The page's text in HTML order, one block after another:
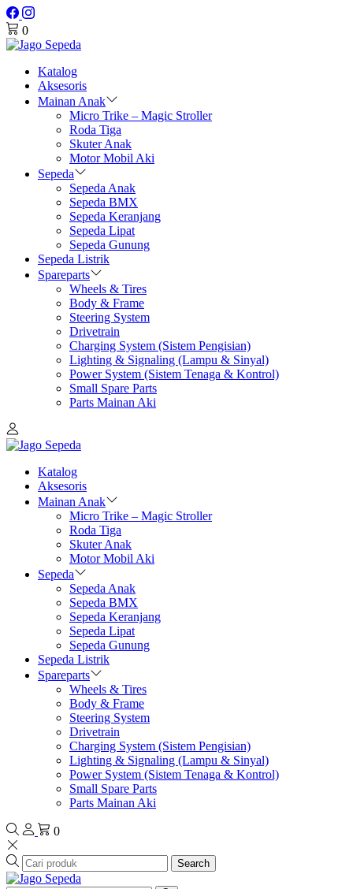
0
Katalog
Aksesoris
Mainan Anak
Micro Trike – Magic Stroller
Roda Tiga
Skuter Anak
Motor Mobil Aki
Sepeda
Sepeda Anak
Sepeda BMX
Sepeda Keranjang
Sepeda Lipat
Sepeda Gunung
Sepeda Listrik
Spareparts
Wheels & Tires
Body & Frame
Steering System
Drivetrain
Charging System (Sistem Pengisian)
Lighting & Signaling (Lampu & Sinyal)
Power System (Sistem Tenaga & Kontrol)
Small Spare Parts
Parts Mainan Aki
Katalog
Aksesoris
Mainan Anak
Micro Trike – Magic Stroller
Roda Tiga
Skuter Anak
Motor Mobil Aki
Sepeda
Sepeda Anak
Sepeda BMX
Sepeda Keranjang
Sepeda Lipat
Sepeda Gunung
Sepeda Listrik
Spareparts
Wheels & Tires
Body & Frame
Steering System
Drivetrain
Charging System (Sistem Pengisian)
Lighting & Signaling (Lampu & Sinyal)
Power System (Sistem Tenaga & Kontrol)
Small Spare Parts
Parts Mainan Aki
0
Search